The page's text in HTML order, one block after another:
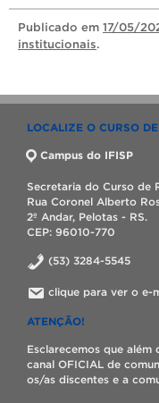
Publicado em 17/05/
institucionais.
LOCALIZE O CURSO
Campus do IFISP
Secretaria do Curso de
Rua Coronel Alberto
2º Andar, Pelotas - RS.
CEP: 96010-770
(53) 3284-5545
clique para ver o e-
ATENÇÃO!
Esclarecemos que
canal OFICIAL de
os/as discentes e a